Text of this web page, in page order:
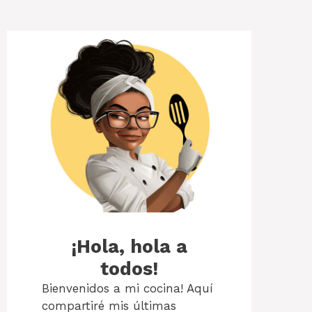
¡Hola, hola a
todos!
Bienvenidos a mi cocina! Aquí
compartiré mis últimas